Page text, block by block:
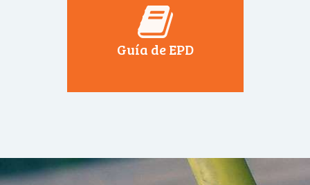
Guía de EPD